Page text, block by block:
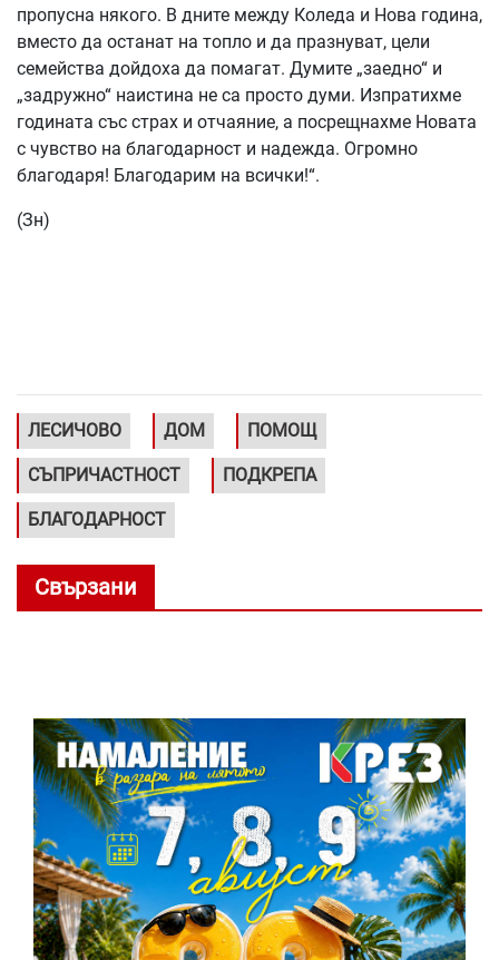
пропусна някого. В дните между Коледа и Нова година,
вместо да останат на топло и да празнуват, цели
семейства дойдоха да помагат. Думите „заедно“ и
„задружно“ наистина не са просто думи. Изпратихме
годината със страх и отчаяние, а посрещнахме Новата
с чувство на благодарност и надежда. Огромно
благодаря! Благодарим на всички!“.
(Зн)
ЛЕСИЧОВО ДОМ ПОМОЩ
СЪПРИЧАСТНОСТ ПОДКРЕПА
БЛАГОДАРНОСТ
Свързани